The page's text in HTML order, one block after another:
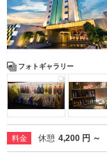
フォトギャラリー
料金 休憩 4,200 円 ～